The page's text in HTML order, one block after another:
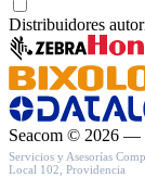
Distribuidores
Seacom © 2026 —
Servicios y Asesorías
Local 102, Providencia